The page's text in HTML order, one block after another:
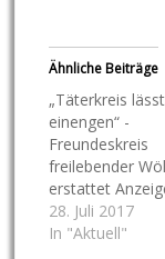
Ähnliche Beiträge
„Täterkreis
einengen“ -
Freundeskreis
freilebender
erstattet
28. Juli 2017
In "Aktuell"